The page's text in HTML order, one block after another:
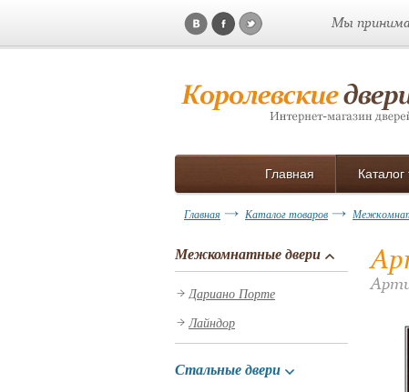
Мы
Главная Каталог
Главная Каталог товаров
Межкомнатные двери
Дариано Порте
Лайндор
Стальные двери